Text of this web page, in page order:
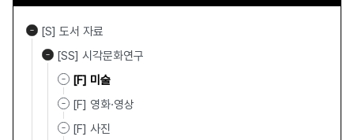
[S] 도서 자료
[SS] 시각문화연구
[F] 미술
[F] 영화·영상
[F] 사진